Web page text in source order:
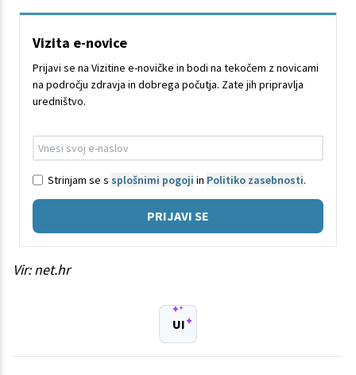
Vizita e-novice
Prijavi se na Vizitine e-novičke in bodi na tekočem z novicami
na področju zdravja in dobrega počutja. Zate jih pripravlja
uredništvo.
Strinjam se s splošnimi pogoji in Politiko zasebnosti.
PRIJAVI SE
Vir: net.hr
UI